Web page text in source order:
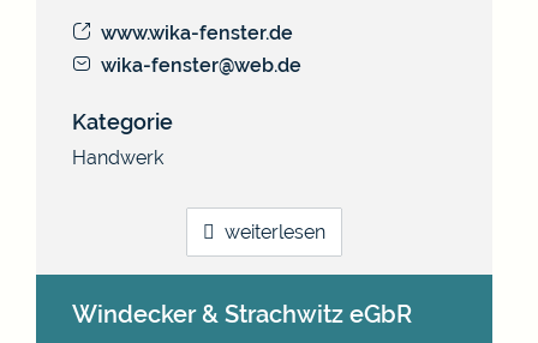
www.wika-fenster.de
wika-fenster@web.de
Kategorie
Handwerk
weiterlesen
Windecker & Strachwitz eGbR